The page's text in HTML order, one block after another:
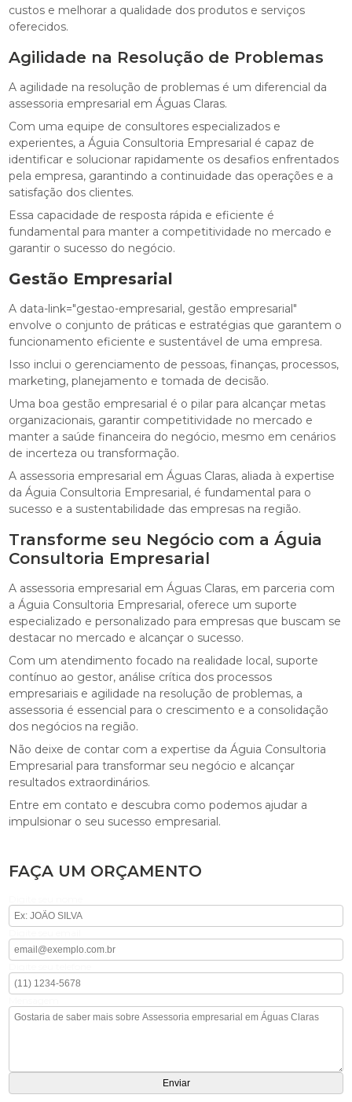
custos e melhorar a qualidade dos produtos e serviços
oferecidos.
Agilidade na Resolução de Problemas
A agilidade na resolução de problemas é um diferencial da
assessoria empresarial em Águas Claras.
Com uma equipe de consultores especializados e
experientes, a Águia Consultoria Empresarial é capaz de
identificar e solucionar rapidamente os desafios enfrentados
pela empresa, garantindo a continuidade das operações e a
satisfação dos clientes.
Essa capacidade de resposta rápida e eficiente é
fundamental para manter a competitividade no mercado e
garantir o sucesso do negócio.
Gestão Empresarial
A data-link="gestao-empresarial, gestão empresarial"
envolve o conjunto de práticas e estratégias que garantem o
funcionamento eficiente e sustentável de uma empresa.
Isso inclui o gerenciamento de pessoas, finanças, processos,
marketing, planejamento e tomada de decisão.
Uma boa gestão empresarial é o pilar para alcançar metas
organizacionais, garantir competitividade no mercado e
manter a saúde financeira do negócio, mesmo em cenários
de incerteza ou transformação.
A assessoria empresarial em Águas Claras, aliada à expertise
da Águia Consultoria Empresarial, é fundamental para o
sucesso e a sustentabilidade das empresas na região.
Transforme seu Negócio com a Águia
Consultoria Empresarial
A assessoria empresarial em Águas Claras, em parceria com
a Águia Consultoria Empresarial, oferece um suporte
especializado e personalizado para empresas que buscam se
destacar no mercado e alcançar o sucesso.
Com um atendimento focado na realidade local, suporte
contínuo ao gestor, análise crítica dos processos
empresariais e agilidade na resolução de problemas, a
assessoria é essencial para o crescimento e a consolidação
dos negócios na região.
Não deixe de contar com a expertise da Águia Consultoria
Empresarial para transformar seu negócio e alcançar
resultados extraordinários.
Entre em contato e descubra como podemos ajudar a
impulsionar o seu sucesso empresarial.
FAÇA UM ORÇAMENTO